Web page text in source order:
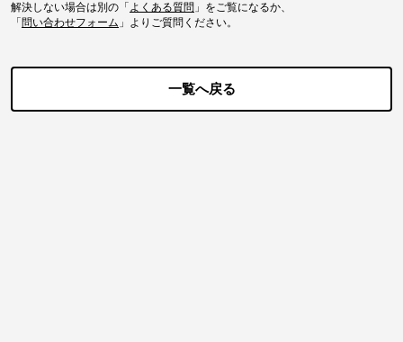
解決しない場合は別の「 よくある質問 」をご覧になるか、
「 問い合わせフォーム 」よりご質問ください。
一覧へ戻る